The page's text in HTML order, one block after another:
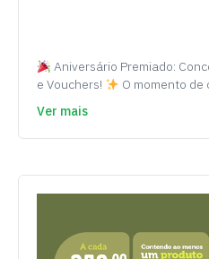
Aniversário Premiado:
e Vouchers!
O momento
Ver mais